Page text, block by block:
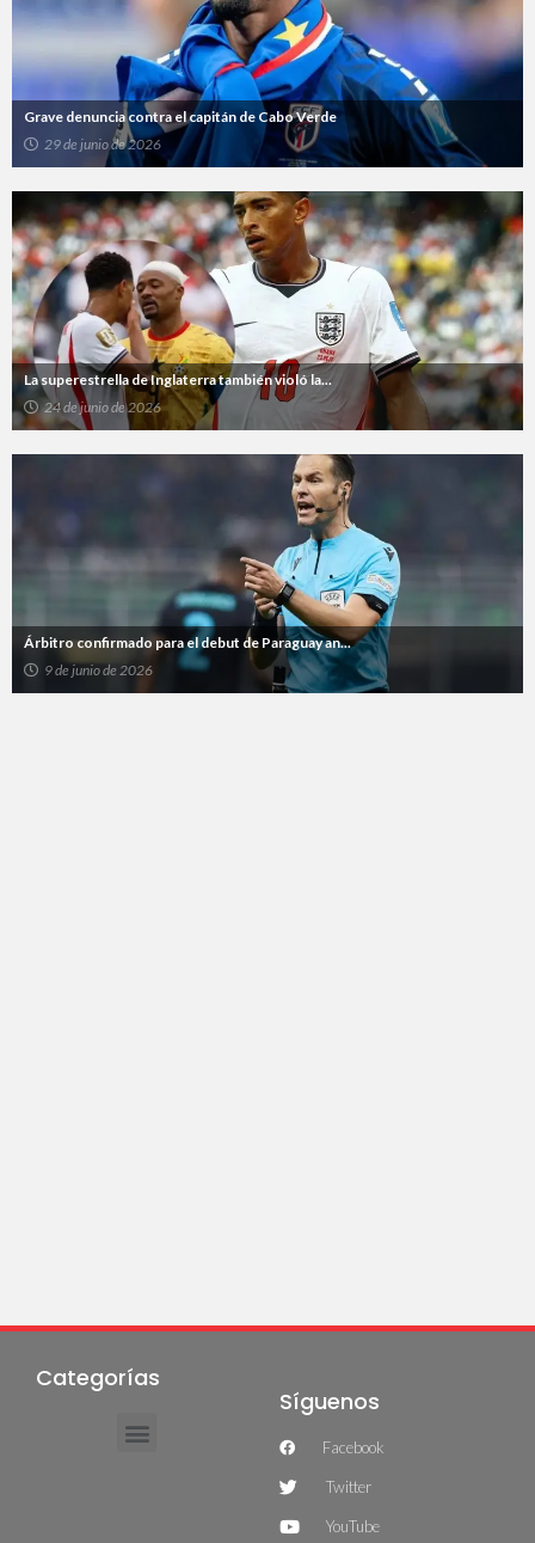
Grave denuncia contra el capitán de Cabo Verde
29 de junio de 2026
La superestrella de Inglaterra también violó la...
24 de junio de 2026
Árbitro confirmado para el debut de Paraguay an...
9 de junio de 2026
Categorías
Síguenos
Facebook
Twitter
YouTube